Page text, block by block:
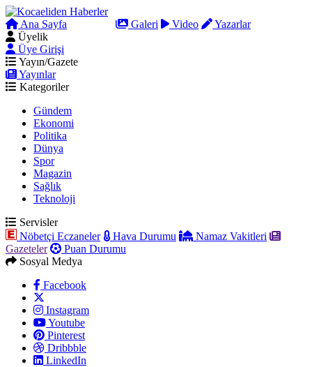
Ana Sayfa Galeri Video
Yazarlar
Üyelik
Üye Girişi
Yayın/Gazete
Yayınlar
Kategoriler
Gündem
Ekonomi
Politika
Dünya
Spor
Magazin
Sağlık
Teknoloji
Servisler
Nöbetçi Eczaneler
Hava Durumu
Namaz Vakitleri
Gazeteler
Puan Durumu
Sosyal Medya
Facebook
Instagram
Youtube
Pinterest
Dribbble
LinkedIn